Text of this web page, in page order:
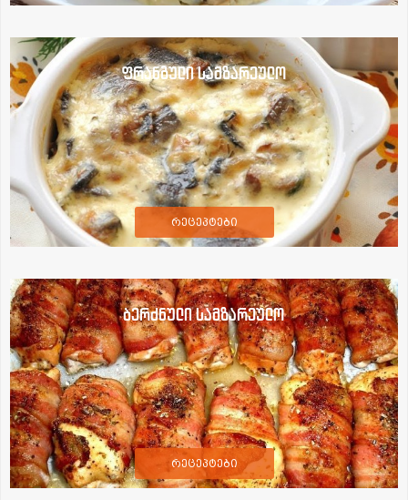
ფრანგული სამზარეულო
რეცეპტები
ბერძნული სამზარეულო
რეცეპტები